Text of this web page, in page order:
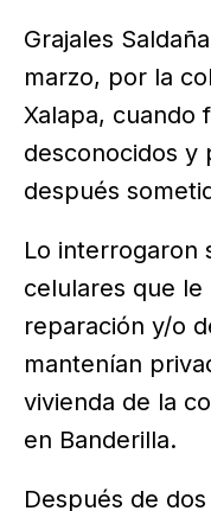
Grajales
marzo, por la
Xalapa, cuando
desconocidos y
después
Lo interrogaron
celulares que
reparación y/o
mantenían
vivienda de la
en Banderilla.
Después de